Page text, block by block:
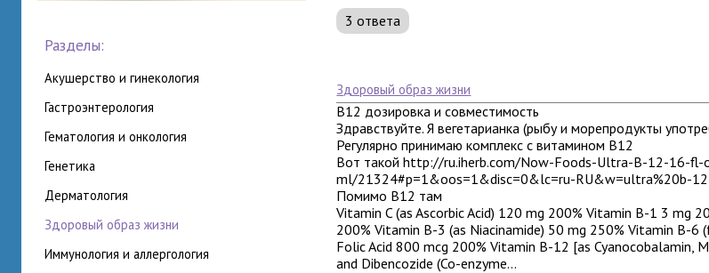
Разделы:
акушерство и гинекология
гастроэнтерология
гематология и онкология
генетика
дерматология
здоровый образ жизни
иммунология и аллергология
3 ответа
здоровый образ жизни
B12 дозировка и совместимость
Здравствуйте. Я вегетарианка (рыбу и морепродукты
Регулярно принимаю комплекс с витамином B12
Вот такой http://ru.iherb.com/Now-Foods-Ultra-B-12-16-fl-
ml/21324#p=1&oos=1&disc=0&lc=ru-RU&w=ultra%20b-
Помимо B12 там
Vitamin C (as Ascorbic Acid) 120 mg 200% Vitamin B-1 3 mg
200% Vitamin B-3 (as Niacinamide) 50 mg 250% Vitamin B-6
Folic Acid 800 mcg 200% Vitamin B-12 [as Cyanocobalamin,
and Dibencozide (Co-enzyme...